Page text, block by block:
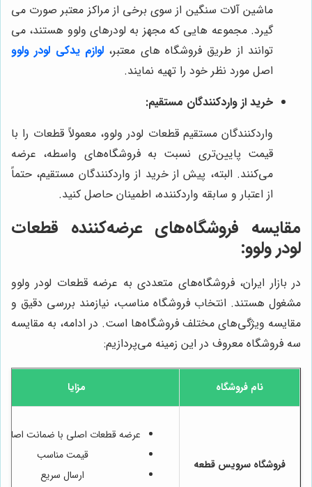
ماشین آلات سنگین از سوی برخی از مراکز معتبر صورت می
گیرد. مجموعه هایی که مجهز به لودرهای ولوو هستند، می
توانند از طریق فروشگاه های معتبر، لوازم یدکی لودر ولوو
اصل مورد نظر خود را تهیه نمایند.
خرید از واردکنندگان مستقیم:
واردکنندگان مستقیم قطعات لودر ولوو، معمولاً قطعات را با
قیمت پایین‌تری نسبت به فروشگاه‌های واسطه، عرضه
می‌کنند. البته، پیش از خرید از واردکنندگان مستقیم، حتماً
از اعتبار و سابقه واردکننده، اطمینان حاصل کنید.
مقایسه فروشگاه‌های عرضه‌کننده قطعات
لودر ولوو:
در بازار ایران، فروشگاه‌های متعددی به عرضه قطعات لودر ولوو
مشغول هستند. انتخاب فروشگاه مناسب، نیازمند بررسی دقیق و
مقایسه ویژگی‌های مختلف فروشگاه‌ها است. در ادامه، به مقایسه
سه فروشگاه معروف در این زمینه می‌پردازیم:
نام فروشگاه مزایا
فروشگاه سرویس قطعه
عرضه قطعات اصلی با ضمانت اصالت
قیمت مناسب
ارسال سریع